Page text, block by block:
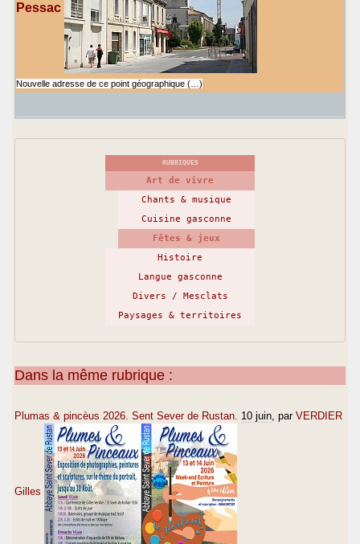
Pessac
Nouvelle adresse de ce point géographique (…)
RUBRIQUES
Art de vivre
Chants & musique
Cuisine gasconne
Fêtes & jeux
Histoire
Langue gasconne
Divers / Mesclats
Paysages & territoires
Dans la même rubrique :
Plumas & pincèus 2026. Sent Sever de Rustan. 10 juin , par VERDIER
Gilles